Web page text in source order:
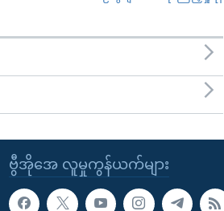
ဗွီအိုအေ လူမှုကွန်ယက်များ